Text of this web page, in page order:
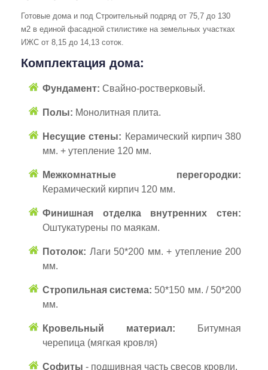
Готовые дома и под Строительный подряд от 75,7 до 130
м2 в единой фасадной стилистике на земельных участках
ИЖС от 8,15 до 14,13 соток.
Комплектация дома:
Фундамент: Свайно-ростверковый.
Полы: Монолитная плита.
Несущие стены: Керамический кирпич 380
мм. + утепление 120 мм.
Межкомнатные перегородки:
Керамический кирпич 120 мм.
Финишная отделка внутренних стен:
Оштукатурены по маякам.
Потолок: Лаги 50*200 мм. + утепление 200
мм.
Стропильная система: 50*150 мм. / 50*200
мм.
Кровельный материал: Битумная
черепица (мягкая кровля)
Софиты - подшивная часть свесов кровли.